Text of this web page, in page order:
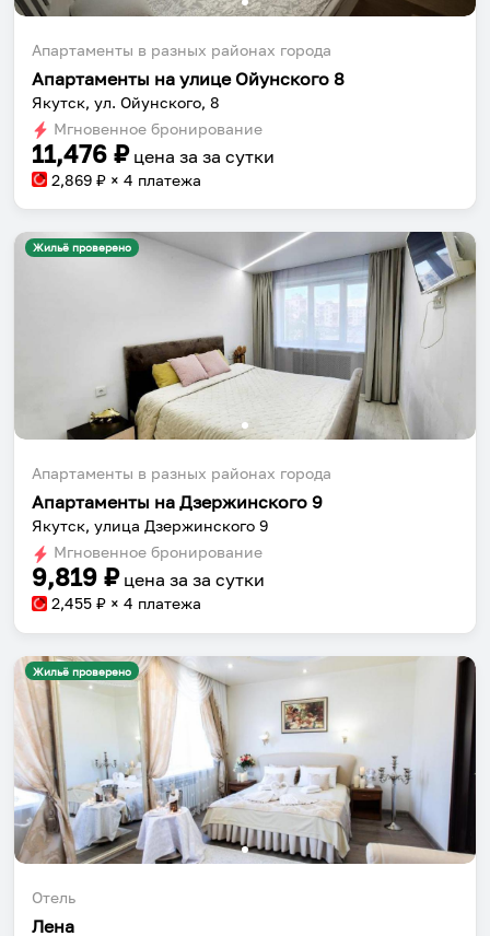
Апартаменты в разных районах города
Апартаменты на улице Ойунского 8
Якутск, ул. Ойунского, 8
Мгновенное бронирование
11,476 ₽ цена за за сутки
2,869 ₽ × 4 платежа
Жильё проверено
Апартаменты в разных районах города
Апартаменты на Дзержинского 9
Якутск, улица Дзержинского 9
Мгновенное бронирование
9,819 ₽ цена за за сутки
2,455 ₽ × 4 платежа
Жильё проверено
Отель
Лена